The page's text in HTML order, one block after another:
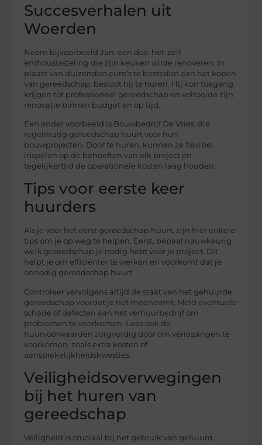
Succesverhalen uit
Woerden
Neem bijvoorbeeld Jan, een doe-het-zelf
enthousiasteling die zijn keuken wilde renoveren. In
plaats van duizenden euro’s te besteden aan het kopen
van gereedschap, besloot hij te huren. Hij kon toegang
krijgen tot professioneel gereedschap en voltooide zijn
renovatie binnen budget en op tijd.
Een ander voorbeeld is Bouwbedrijf De Vries, die
regelmatig gereedschap huurt voor hun
bouwprojecten. Door te huren, kunnen ze flexibel
inspelen op de behoeften van elk project en
tegelijkertijd de operationele kosten laag houden.
Tips voor eerste keer
huurders
Als je voor het eerst gereedschap huurt, zijn hier enkele
tips om je op weg te helpen. Eerst, bepaal nauwkeurig
welk gereedschap je nodig hebt voor je project. Dit
helpt je om efficiënter te werken en voorkomt dat je
onnodig gereedschap huurt.
Controleer vervolgens altijd de staat van het gehuurde
gereedschap voordat je het meeneemt. Meld eventuele
schade of defecten aan het verhuurbedrijf om
problemen te voorkomen. Lees ook de
huurvoorwaarden zorgvuldig door om verrassingen te
voorkomen, zoals extra kosten of
aansprakelijkheidskwesties.
Veiligheidsoverwegingen
bij het huren van
gereedschap
Veiligheid is cruciaal bij het gebruik van gehuurd